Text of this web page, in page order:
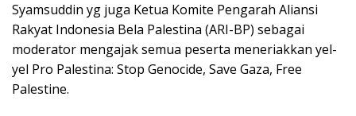
Syamsuddin yg juga Ketua Komite Pengarah Aliansi
Rakyat Indonesia Bela Palestina (ARI-BP) sebagai
moderator mengajak semua peserta meneriakkan yel-
yel Pro Palestina: Stop Genocide, Save Gaza, Free
Palestine.